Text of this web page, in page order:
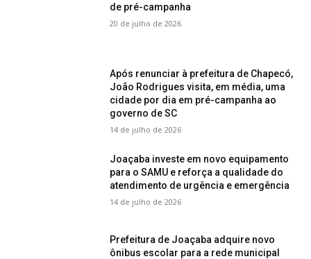
de pré-campanha
20 de julho de 2026
Após renunciar à prefeitura de Chapecó,
João Rodrigues visita, em média, uma
cidade por dia em pré-campanha ao
governo de SC
14 de julho de 2026
Joaçaba investe em novo equipamento
para o SAMU e reforça a qualidade do
atendimento de urgência e emergência
14 de julho de 2026
Prefeitura de Joaçaba adquire novo
ônibus escolar para a rede municipal